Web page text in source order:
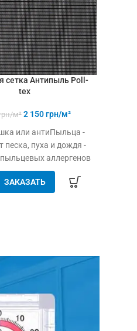
сетка Антипыль Poll-
tex
м² 2 150грн/м²
или антиПыльца -
песка, пуха и дождя -
аллергенов
мелких насекомых -
защита здоровья -
практичность
ЗАКАЗАТЬ